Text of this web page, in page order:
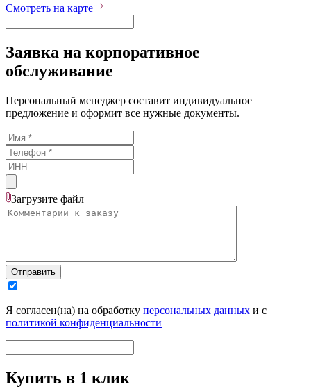
Смотреть на карте
Заявка на корпоративное
обслуживание
Персональный менеджер составит индивидуальное
предложение и оформит все нужные документы.
Загрузите файл
Отправить
Я согласен(на) на обработку персональных данных и с
политикой конфиденциальности
Купить в 1 клик